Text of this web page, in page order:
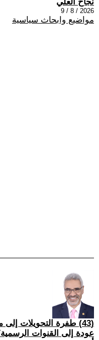
2026 / 8 / 9
مواضيع وابحاث سياسية
(43) طفرة التحويلات
عودة إلى القنوات